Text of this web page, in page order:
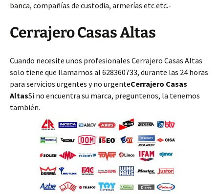
banca, compañías de custodia, armerías etc etc.-
Cerrajero Casas Altas
Cuando necesite unos profesionales Cerrajero Casas Altas
solo tiene que llamarnos al 628360733, durante las 24 horas
para servicios urgentes y no urgenteCerrajero Casas
AltasSi no encuentra su marca, preguntenos, la tenemos
también.